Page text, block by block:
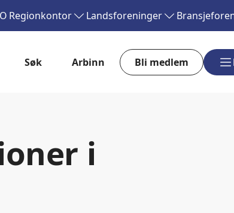
Regionkontor Landsforeninger
Søk Arbinn Bli medlem
i